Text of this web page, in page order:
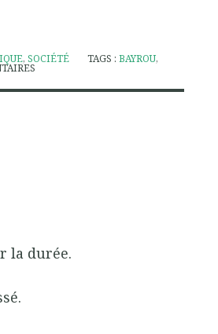
, SOCIÉTÉ TAGS : BAYROU,
la durée.